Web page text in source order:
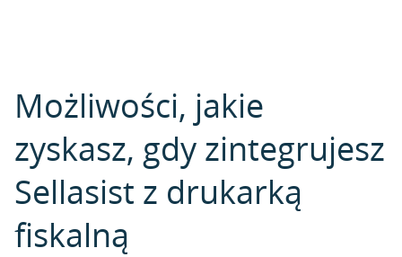
Możliwości, jakie
zyskasz, gdy zintegrujesz
Sellasist z drukarką
fiskalną